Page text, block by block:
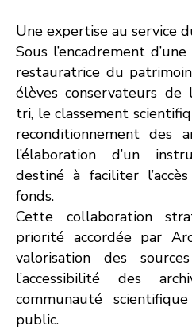
Une expertise au service
Sous l’encadrement
restauratrice du
élèves conservateurs
tri, le classement
reconditionnement des
l’élaboration d’un
destiné à faciliter
fonds.
Cette collaboration
priorité accordée par
valorisation des
l’accessibilité des
communauté
public.